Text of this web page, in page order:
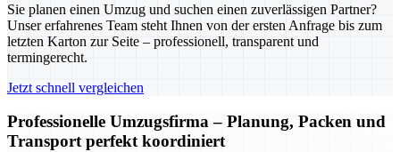
Sie planen einen Umzug und suchen einen zuverlässigen Partner?
Unser erfahrenes Team steht Ihnen von der ersten Anfrage bis zum
letzten Karton zur Seite – professionell, transparent und
termingerecht.
Jetzt schnell vergleichen
Professionelle Umzugsfirma – Planung, Packen und
Transport perfekt koordiniert